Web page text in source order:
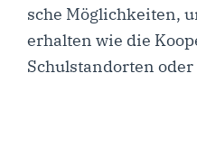
sche Mög­lich­kei­ten,
erhal­ten wie die
Schul­stand­or­ten